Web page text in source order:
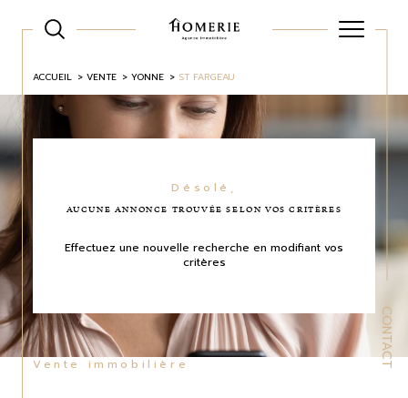
CONTACT
ACCUEIL VENTE YONNE ST FARGEAU
Désolé,
AUCUNE ANNONCE TROUVÉE SELON VOS CRITÈRES
Effectuez une nouvelle recherche en modifiant vos
critères
Vente immobilière